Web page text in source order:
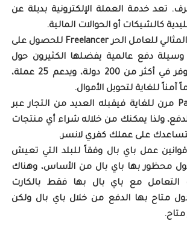
تعد خدمة العملة الإلكترونية بديلة عن
كالشيكات أو الحوالات المالية.
PayPal هو النظام المثالي للعامل الحر Freelancer للحصول على
وسيلة دفع عالمية يفضلها الكثيرون حول
العالم. PayPal متوفر في أكثر من 200 دولة، ويدعم 25 عملة،
كما أن نظام PayPal مرن للغاية فيقبله العديد من التجار عبر
ولذا يمكنك من خلاله شراء أي منتجات
لتساعدك على عملك كفري لانسر.
عمل باي بال وفقاً للبلد التي تعيش
محظور بها باي بال من الأساس، وهناك
مع باي بال بها فقط بالكارت
دول متاح بها الدفع من خلال باي بال ولكن